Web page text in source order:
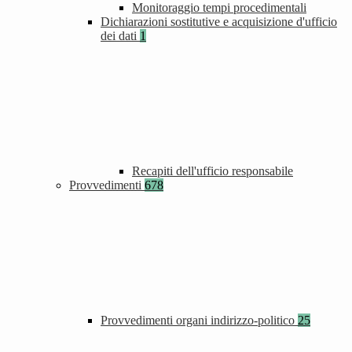
Monitoraggio tempi procedimentali
Dichiarazioni sostitutive e acquisizione d'ufficio
dei dati 1
Recapiti dell'ufficio responsabile
Provvedimenti 678
Provvedimenti organi indirizzo-politico 25